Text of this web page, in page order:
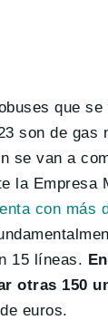
que
son de gas
se van a
la Empresa
con más
15 líneas.
otras 150
euros.